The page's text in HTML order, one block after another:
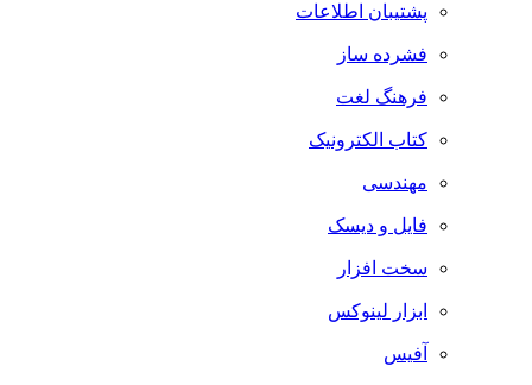
پشتیبان اطلاعات
فشرده ساز
فرهنگ لغت
کتاب الکترونیک
مهندسی
فایل و دیسک
سخت افزار
ابزار لینوکس
آفیس